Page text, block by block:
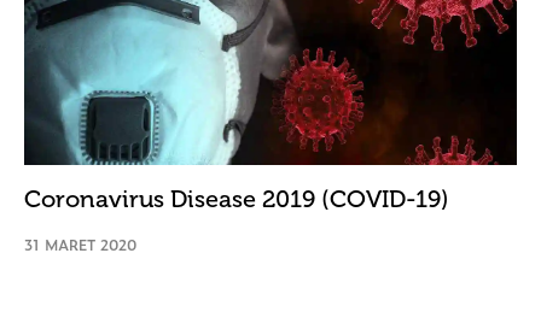
Coronavirus Disease 2019 (COVID-19)
31 MARET 2020